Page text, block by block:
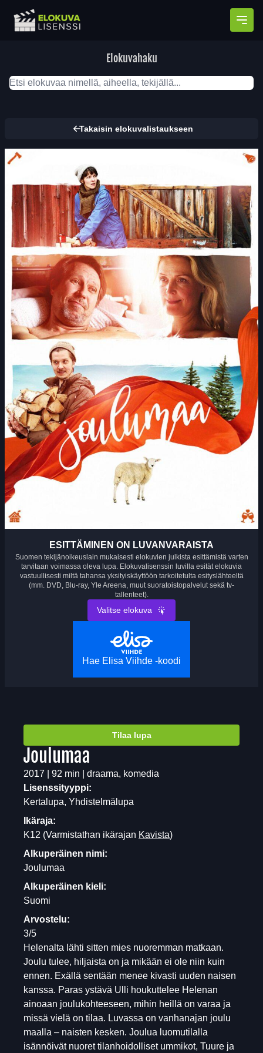
Elokuvahaku
Takaisin elokuvalistaukseen
ESITTÄMINEN ON LUVANVARAISTA
Suomen tekijänoikeuslain mukaisesti elokuvien julkista esittämistä varten
tarvitaan voimassa oleva lupa. Elokuvalisenssin luvilla esität elokuvia
vastuullisesti miltä tahansa yksityiskäyttöön tarkoitetulta esityslähteeltä
(mm. DVD, Blu-ray, Yle Areena, muut suoratoistopalvelut sekä tv-
tallenteet).
Valitse elokuva
Hae Elisa Viihde -koodi
Tilaa lupa
Joulumaa
2017 | 92 min | draama, komedia
Lisenssityyppi:
Kertalupa, Yhdistelmälupa
Ikäraja:
K12 (Varmistathan ikärajan Kavista)
Alkuperäinen nimi:
Joulumaa
Alkuperäinen kieli:
Suomi
Arvostelu:
3/5
Helenalta lähti sitten mies nuoremman matkaan.
Joulu tulee, hiljaista on ja mikään ei ole niin kuin
ennen. Exällä sentään menee kivasti uuden naisen
kanssa. Paras ystävä Ulli houkuttelee Helenan
ainoaan joulukohteeseen, mihin heillä on varaa ja
missä vielä on tilaa. Luvassa on vanhanajan joulu
maalla – naisten kesken. Joulua luomutilalla
isännöivät nuoret tilanhoidolliset ummikot, Tuure ja